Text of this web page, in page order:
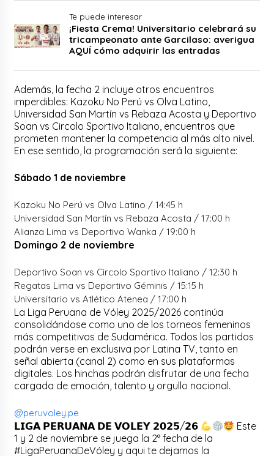
Te puede interesar
¡Fiesta Crema! Universitario celebrará su
tricampeonato ante Garcilaso: averigua
AQUÍ cómo adquirir las entradas
Además, la fecha 2 incluye otros encuentros
imperdibles: Kazoku No Perú vs Olva Latino,
Universidad San Martín vs Rebaza Acosta y Deportivo
Soan vs Circolo Sportivo Italiano, encuentros que
prometen mantener la competencia al más alto nivel.
En ese sentido, la programación será la siguiente:
Sábado 1 de noviembre
Kazoku No Perú vs Olva Latino / 14:45 h
Universidad San Martín vs Rebaza Acosta / 17:00 h
Alianza Lima vs Deportivo Wanka / 19:00 h
Domingo 2 de noviembre
Deportivo Soan vs Circolo Sportivo Italiano / 12:30 h
Regatas Lima vs Deportivo Géminis / 15:15 h
Universitario vs Atlético Atenea / 17:00 h
La Liga Peruana de Vóley 2025/2026 continúa
consolidándose como uno de los torneos femeninos
más competitivos de Sudamérica. Todos los partidos
podrán verse en exclusiva por Latina TV, tanto en
señal abierta (canal 2) como en sus plataformas
digitales. Los hinchas podrán disfrutar de una fecha
cargada de emoción, talento y orgullo nacional.
@peruvoley.pe
𝗟𝗜𝗚𝗔 𝗣𝗘𝗥𝗨𝗔𝗡𝗔 𝗗𝗘 𝗩𝗢𝗟𝗘𝗬 𝟮𝟬𝟮𝟱/𝟮𝟲
Este
1 y 2 de noviembre se juega la 2° fecha de la
#LigaPeruanaDeVóley y aqui te dejamos la